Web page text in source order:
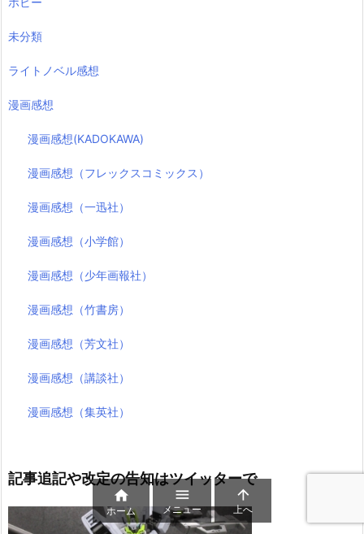
未分類
ライトノベル感想
漫画感想
漫画感想(KADOKAWA)
漫画感想（フレックスコミックス）
漫画感想（一迅社）
漫画感想（小学館）
漫画感想（少年画報社）
漫画感想（竹書房）
漫画感想（芳文社）
漫画感想（講談社）
漫画感想（集英社）
記事追記や改定の告知はツイッターで

ホーム

メニュー

上へ